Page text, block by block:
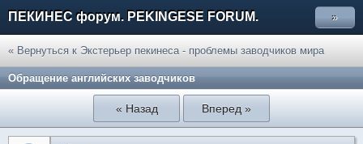
ПЕКИНЕС форум. PEKINGESE FORUM. »
« Вернуться к Экстерьер пекинеса - проблемы заводчиков мира
Обращение английских заводчиков
« Назад Вперед »